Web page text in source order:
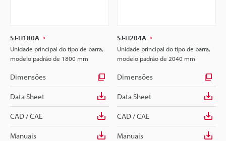
SJ-H180A
Unidade principal do tipo de barra,
modelo padrão de 1800 mm
Dimensões
Data Sheet
CAD / CAE
Manuais
SJ-H204A
Unidade principal do tipo de barra,
modelo padrão de 2040 mm
Dimensões
Data Sheet
CAD / CAE
Manuais